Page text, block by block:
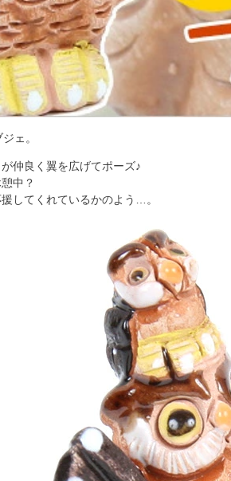
ェ。
仲良く翼を広げてポーズ♪
中？
してくれているかのよう…。